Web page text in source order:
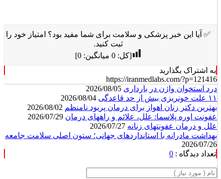
✅ آیا این خبر پزشکی و سلامت برای شما مفید بود؟ امتیاز خود را
ثبت کنید.
[کل:0 میانگین:0
]
به اشتراک بگذارید
https://iranmedlabs.com/?p=121416
درد استخوان واژن در بارداری
۱۱ علت خونریزی بیش از حد قاعدگی
بهترین دکتر زنان اهواز برای درمان پریود نامنظم
عفونت اوره پلاسما: علل، علائم و راههای درمان
علل و درمان عفونتهای زنانه
بهداشت مادرانه با استانداردهای جهانی؛ ستون اصلی سلامت جامعه
2026/07/26
تعداد دیدگاه : 0